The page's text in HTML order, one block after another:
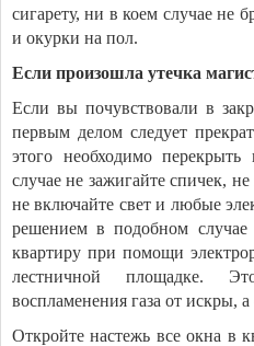
сигарету, ни в коем случае не
и окурки на пол.
Если произошла утечка
Если вы почувствовали в
первым делом следует
этого необходимо
случае не зажигайте спичек,
не включайте свет и любые
решением в подобном случае
квартиру при помощи
лестничной площадке.
воспламенения газа от искры,
Откройте настежь все окна в